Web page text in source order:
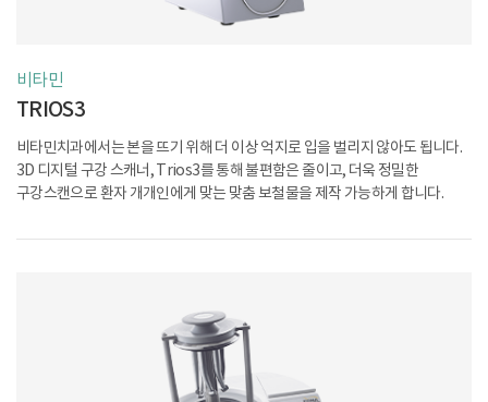
비타민
TRIOS3
비타민치과에서는 본을 뜨기 위해 더 이상 억지로 입을 벌리지 않아도 됩니다.
3D 디지털 구강 스캐너, Trios3를 통해 불편함은 줄이고, 더욱 정밀한
구강스캔으로환자 개개인에게 맞는 맞춤 보철물을 제작 가능하게 합니다.